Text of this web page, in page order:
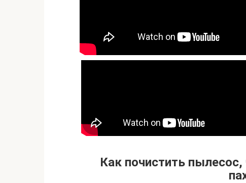
Как почистить